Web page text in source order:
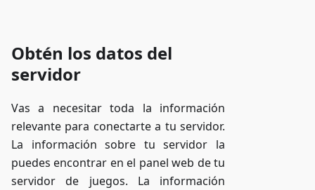
Obtén los datos del
servidor
Vas a necesitar toda la información
relevante para conectarte a tu servidor.
La información sobre tu servidor la
puedes encontrar en el panel web de tu
servidor de juegos. La información